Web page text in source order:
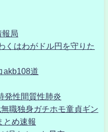
報局
くはわがドル円を守りた
akb108道
性間質性肺炎
職独身ガチホモ童貞ギン
とめ速報